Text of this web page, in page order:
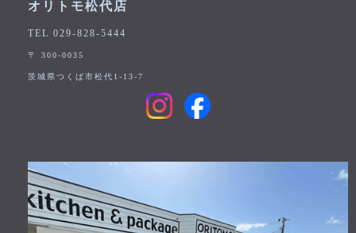
オリトモ松代店
TEL 029-828-5444
〒 300-0035
茨城県つくば市松代1-13-7